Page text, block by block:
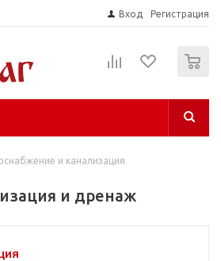
Вход Регистрация
и канализация
и дренаж